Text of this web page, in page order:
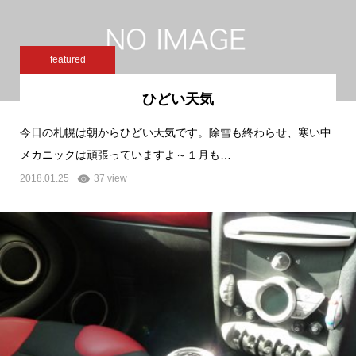
featured
ひどい天気
今日の札幌は朝からひどい天気です。除雪も終わらせ、寒い中
メカニックは頑張っていますよ～１月も…
2018.01.25 37 view